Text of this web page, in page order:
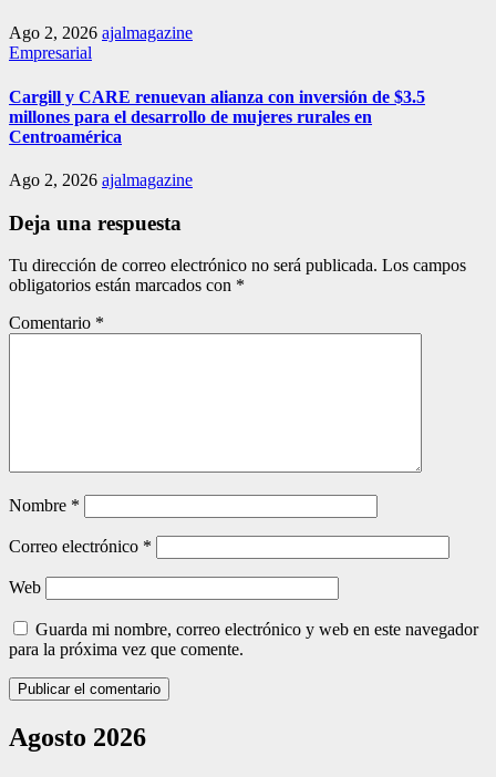
Ago 2, 2026 ajalmagazine
Empresarial
Cargill y CARE renuevan alianza con inversión de $3.5
millones para el desarrollo de mujeres rurales en
Centroamérica
Ago 2, 2026 ajalmagazine
Deja una respuesta
Tu dirección de correo electrónico no será publicada. Los campos
obligatorios están marcados con *
Comentario *
Nombre *
Correo electrónico *
Web
Guarda mi nombre, correo electrónico y web en este navegador
para la próxima vez que comente.
Agosto 2026